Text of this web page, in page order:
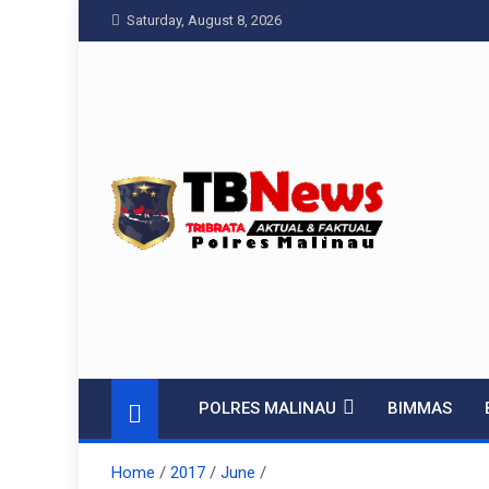
to
Saturday, August 8, 2026
POLRES MALINAU BIMMAS
Home 2017
June